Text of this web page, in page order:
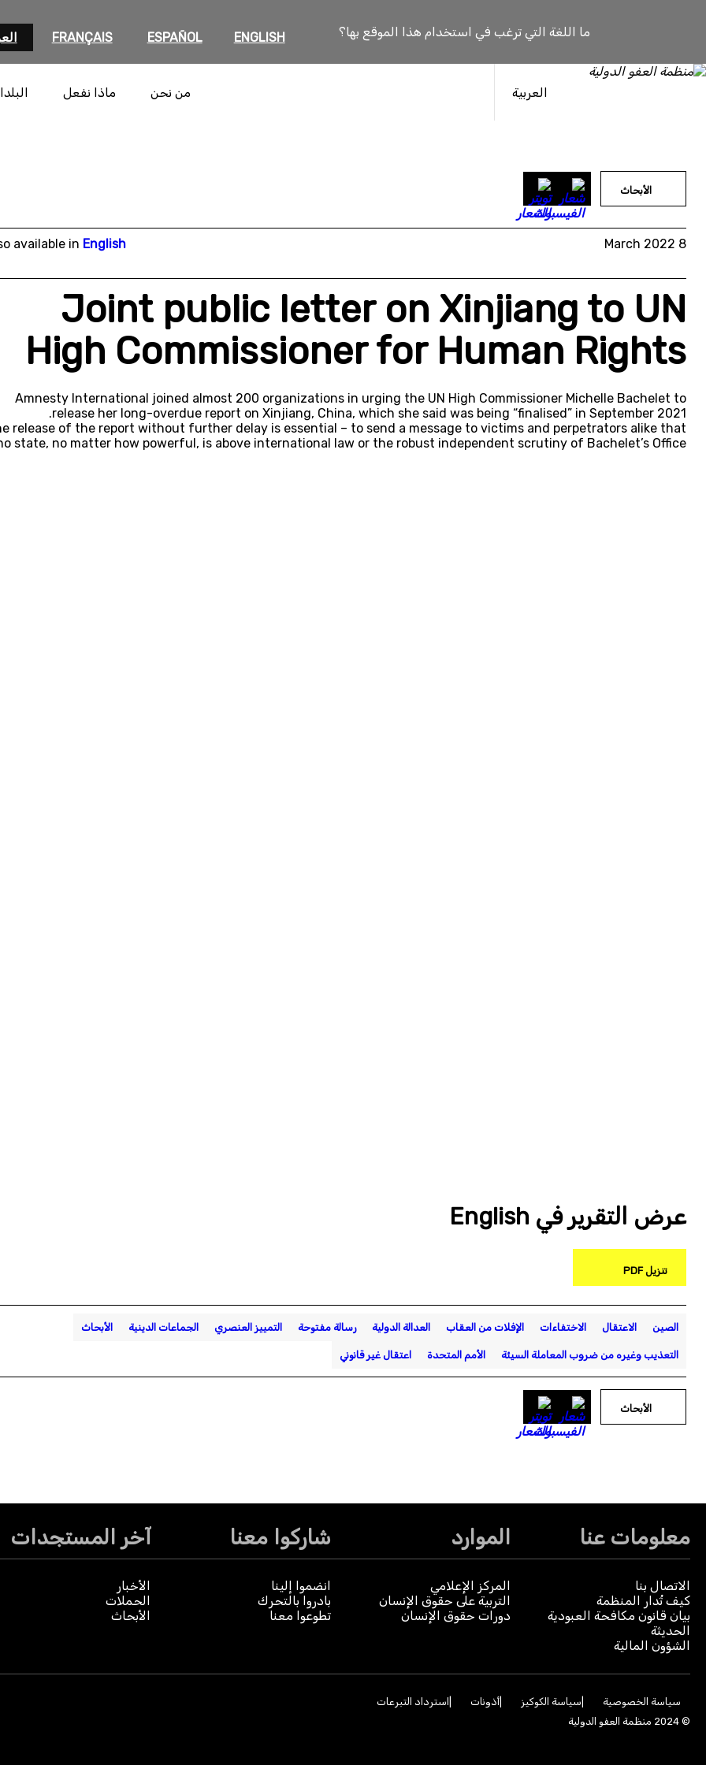
ما اللغة التي ترغب في استخدام هذا الموقع بها؟ ENGLISH
ESPAÑOL
FRANÇAIS
العربية من نحن ماذا نفعل
الأبحاث
8 March 2022
available in English
Joint public letter on Xinjiang to UN
High Commissioner for Human Rights
Amnesty International joined almost 200 organizations in urging the UN High Commissioner Michelle Bachelet to
release her long-overdue report on Xinjiang, China, which she said was being “finalised” in September 2021.
release of the report without further delay is essential – to send a message to victims and perpetrators alike that
state, no matter how powerful, is above international law or the robust independent scrutiny of Bachelet’s Office.
عرض التقرير في English
تنزيل PDF
الصين الاعتقال الاختفاءات الإفلات من العقاب العدالة الدولية رسالة مفتوحة التمييز العنصري الجماعات الدينية الأبحاث
التعذيب وغيره من ضروب المعاملة السيئة الأمم المتحدة اعتقال غير قانوني
الأبحاث
معلومات عنا
الاتصال بنا
كيف تُدار المنظمة
بيان قانون مكافحة العبودية
الحديثة
الشؤون المالية
الموارد
المركز الإعلامي
التربية على حقوق الإنسان
دورات حقوق الإنسان
شاركوا معنا
انضموا إلينا
بادروا بالتحرك
تطوعوا معنا
آخر المستجدات
الأخبار
الحملات
الأبحاث
سياسة الخصوصية سياسة الكوكيز أذونات
استرداد التبرعات
© 2024 منظمة العفو الدولية